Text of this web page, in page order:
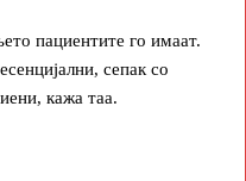
пациентите го имаат.
сепак со
кажа таа.